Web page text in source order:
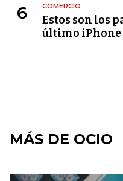
6 COMERCIO
Estos son los
último iPhone
MÁS DE OCIO